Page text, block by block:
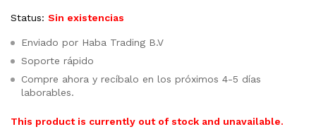
Status: Sin existencias
Enviado por Haba Trading B.V
Soporte rápido
Compre ahora y recíbalo en los próximos 4-5 días
laborables.
This product is currently out of stock and unavailable.